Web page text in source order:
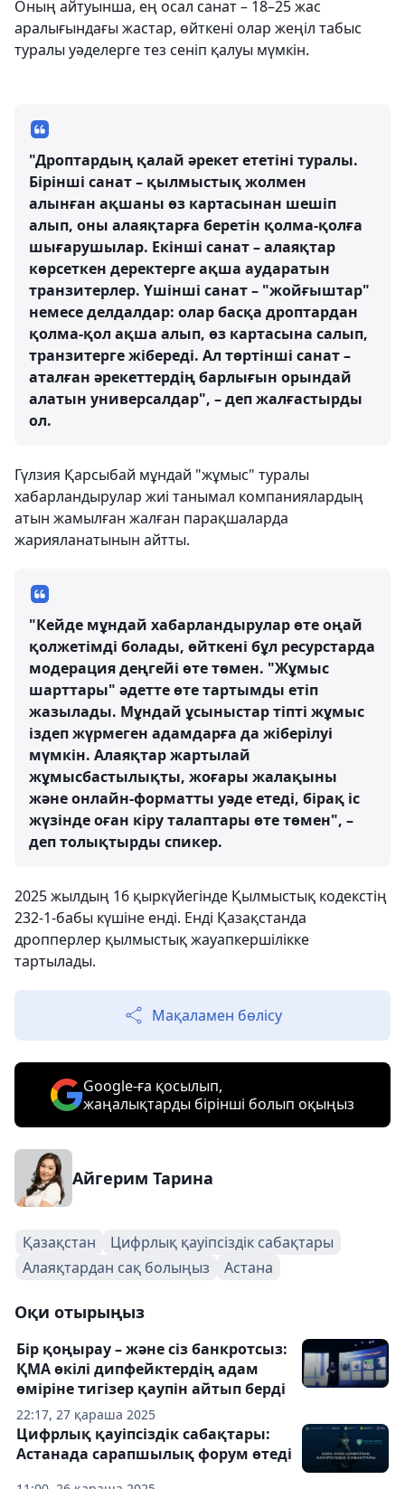
Оның айтуынша, ең осал санат – 18–25 жас
аралығындағы жастар, өйткені олар жеңіл табыс
туралы уәделерге тез сеніп қалуы мүмкін.
"Дроптардың қалай әрекет ететіні туралы.
Бірінші санат – қылмыстық жолмен
алынған ақшаны өз картасынан шешіп
алып, оны алаяқтарға беретін қолма-қолға
шығарушылар. Екінші санат – алаяқтар
көрсеткен деректерге ақша аударатын
транзитерлер. Үшінші санат – "жойғыштар"
немесе делдалдар: олар басқа дроптардан
қолма-қол ақша алып, өз картасына салып,
транзитерге жібереді. Ал төртінші санат –
аталған әрекеттердің барлығын орындай
алатын универсалдар", – деп жалғастырды
ол.
Гүлзия Қарсыбай мұндай "жұмыс" туралы
хабарландырулар жиі танымал компаниялардың
атын жамылған жалған парақшаларда
жарияланатынын айтты.
"Кейде мұндай хабарландырулар өте оңай
қолжетімді болады, өйткені бұл ресурстарда
модерация деңгейі өте төмен. "Жұмыс
шарттары" әдетте өте тартымды етіп
жазылады. Мұндай ұсыныстар тіпті жұмыс
іздеп жүрмеген адамдарға да жіберілуі
мүмкін. Алаяқтар жартылай
жұмысбастылықты, жоғары жалақыны
және онлайн-форматты уәде етеді, бірақ іс
жүзінде оған кіру талаптары өте төмен", –
деп толықтырды спикер.
2025 жылдың 16 қыркүйегінде Қылмыстық кодекстің
232-1-бабы күшіне енді. Енді Қазақстанда
дропперлер қылмыстық жауапкершілікке
тартылады.
Мақаламен бөлісу
Google-ға қосылып,
жаңалықтарды бірінші болып оқыңыз
Айгерим Тарина
Қазақстан
Цифрлық қауіпсіздік сабақтары
Алаяқтардан сақ болыңыз
Астана
Оқи отырыңыз
22:17, 27 қараша 2025
Бір қоңырау – және сіз банкротсыз:
ҚМА өкілі дипфейктердің адам
өміріне тигізер қаупін айтып берді
Цифрлық қауіпсіздік сабақтары:
Астанада сарапшылық форум өтеді